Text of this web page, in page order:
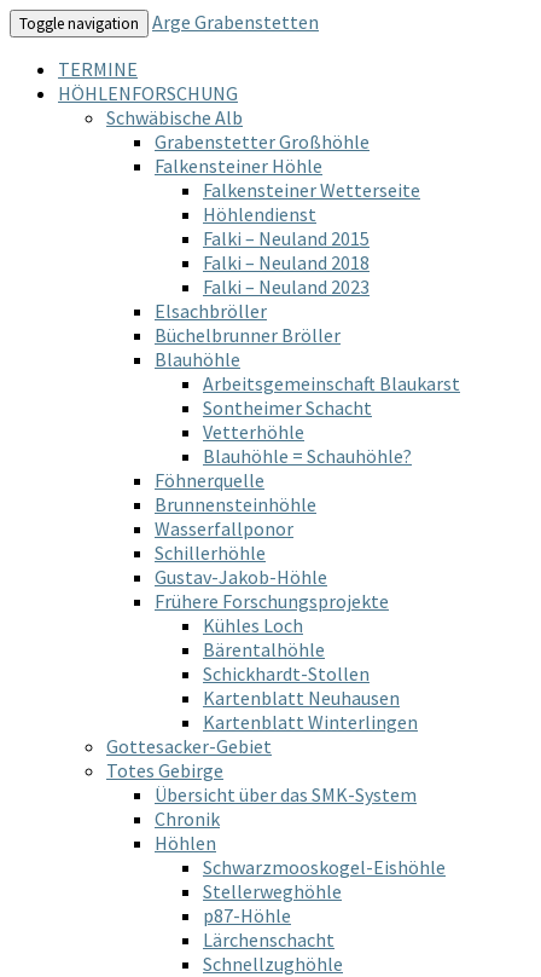
Toggle navigation
Arge Grabenstetten
TERMINE
HÖHLENFORSCHUNG
Schwäbische Alb
Grabenstetter Großhöhle
Falkensteiner Höhle
Falkensteiner Wetterseite
Höhlendienst
Falki – Neuland 2015
Falki – Neuland 2018
Falki – Neuland 2023
Elsachbröller
Büchelbrunner Bröller
Blauhöhle
Arbeitsgemeinschaft Blaukarst
Sontheimer Schacht
Vetterhöhle
Blauhöhle = Schauhöhle?
Föhnerquelle
Brunnensteinhöhle
Wasserfallponor
Schillerhöhle
Gustav-Jakob-Höhle
Frühere Forschungsprojekte
Kühles Loch
Bärentalhöhle
Schickhardt-Stollen
Kartenblatt Neuhausen
Kartenblatt Winterlingen
Gottesacker-Gebiet
Totes Gebirge
Übersicht über das SMK-System
Chronik
Höhlen
Schwarzmooskogel-Eishöhle
Stellerweghöhle
p87-Höhle
Lärchenschacht
Schnellzughöhle